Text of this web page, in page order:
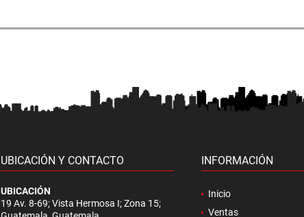
UBICACIÓN Y CONTACTO
UBICACIÓN
19 Av. 8-69; Vista Hermosa I; Zona 15;
INFORMACIÓN
Inicio
Ventas